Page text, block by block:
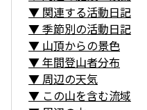
▼ 関連する活動日記
▼季節別の活動日記
▼ 山頂からの景色
▼年間登山者分布
▼ 周辺の天気
▼ この山を含む流域